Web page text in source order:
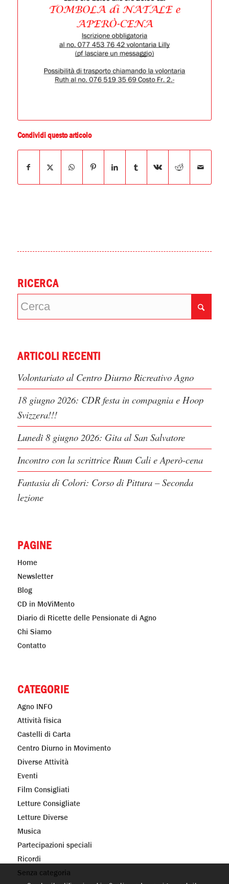
Condividi questo articolo
RICERCA
ARTICOLI RECENTI
Volontariato al Centro Diurno Ricreativo Agno
18 giugno 2026: CDR festa in compagnia e Hoop
Svizzera!!!
Lunedì 8 giugno 2026: Gita al San Salvatore
Incontro con la scrittrice Ruun Cali e Aperò-cena
Fantasia di Colori: Corso di Pittura – Seconda
lezione
PAGINE
Home
Newsletter
Blog
CD in MoViMento
Diario di Ricette delle Pensionate di Agno
Chi Siamo
Contatto
CATEGORIE
Agno INFO
Attività fisica
Castelli di Carta
Centro Diurno in Movimento
Diverse Attività
Eventi
Film Consigliati
Letture Consigliate
Letture Diverse
Musica
Partecipazioni speciali
Ricordi
Senza categoria